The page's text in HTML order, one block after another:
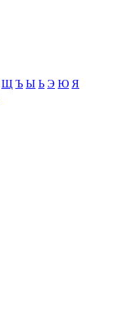
Щ Ъ Ы Ь Э Ю Я